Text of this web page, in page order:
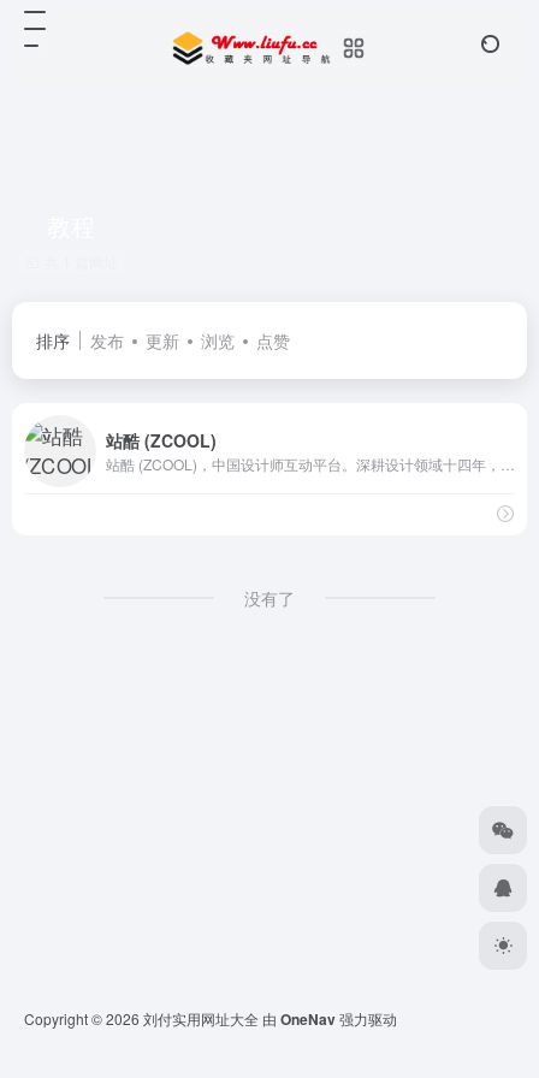
排序 发布 更新 浏览 点赞
站酷 (ZCOOL)
没有了
Copyright © 2026 刘付实用网址大全 由 OneNav强力驱动